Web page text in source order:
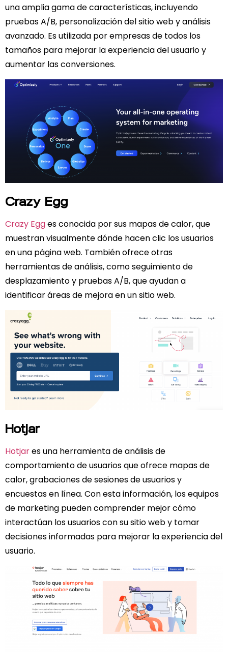
una amplia gama de características, incluyendo
pruebas A/B, personalización del sitio web y análisis
avanzado. Es utilizada por empresas de todos los
tamaños para mejorar la experiencia del usuario y
aumentar las conversiones.
Crazy Egg
Crazy Egges conocida por sus mapas de calor, que
muestran visualmente dónde hacen clic los usuarios
en una página web. También ofrece otras
herramientas de análisis, como seguimiento de
desplazamiento y pruebas A/B, que ayudan a
identificar áreas de mejora en un sitio web.
Hotjar
Hotjares una herramienta de análisis de
comportamiento de usuarios que ofrece mapas de
calor, grabaciones de sesiones de usuarios y
encuestas en línea. Con esta información, los equipos
de marketing pueden comprender mejor cómo
interactúan los usuarios con su sitio web y tomar
decisiones informadas para mejorar la experiencia del
usuario.